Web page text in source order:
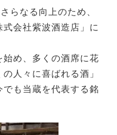
らなる向上のため、
会社紫波酒造店」に
め、多くの酒席に花
人々に喜ばれる酒」
も当蔵を代表する銘